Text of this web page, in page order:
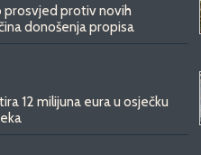
prosvjed protiv novih
donošenja propisa
12 milijuna eura u osječku